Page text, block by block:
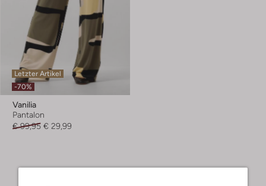
Letzter Artikel
-70%
Vanilia
Pantalon
€ 99,95 € 29,99